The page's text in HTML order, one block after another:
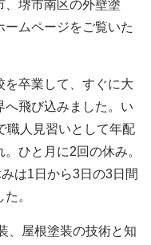
、堺市南区の外壁塗
ムページをご覧いた
卒業して、すぐに大
へ飛び込みました。い
職人見習いとして年配
ひと月に2回の休み。
は1日から3日の3日間
。
、屋根塗装の技術と知